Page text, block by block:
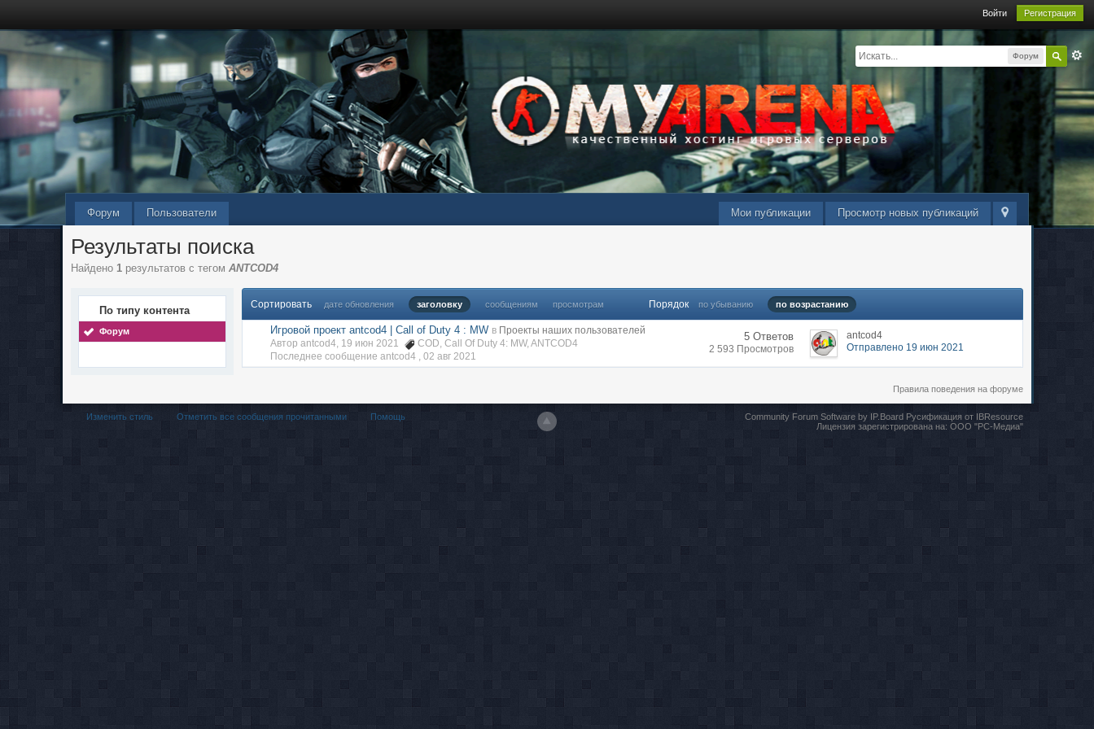
Войти Регистрация
Форум
Просмотр новых публикаций
Мои публикации
Форум Пользователи
Результаты поиска
Найдено 1 результатов с тегомANTCOD4
По типу контента
Форум
Сортировать дате обновления заголовку сообщениям просмотрам Порядок по убыванию по возрастанию
Игровой проект antcod4 | Call of Duty 4 : MW в Проекты наших пользователей
Автор antcod4, 19 июн 2021
COD,Call Of Duty 4: MW,ANTCOD4
Последнее сообщение antcod4 ,02 авг 2021
5 Ответов
2 593 Просмотров
antcod4
Отправлено 19 июн 2021
Правила поведения на форуме
Изменить стиль Отметить все сообщения прочитанными Помощь Community Forum Software by IP.BoardРусификация от IBResource
Лицензия зарегистрирована на: ООО "РС-Медиа"